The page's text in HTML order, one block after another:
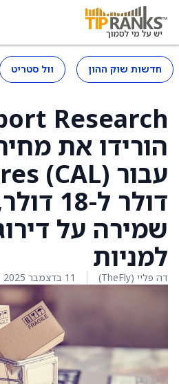
חדשות שוק ההון וול סטריט
Research
הורידו את
דולר ל-
שמירה על
למניות
דה פליי (TheFly) 11 בדצמבר 2025